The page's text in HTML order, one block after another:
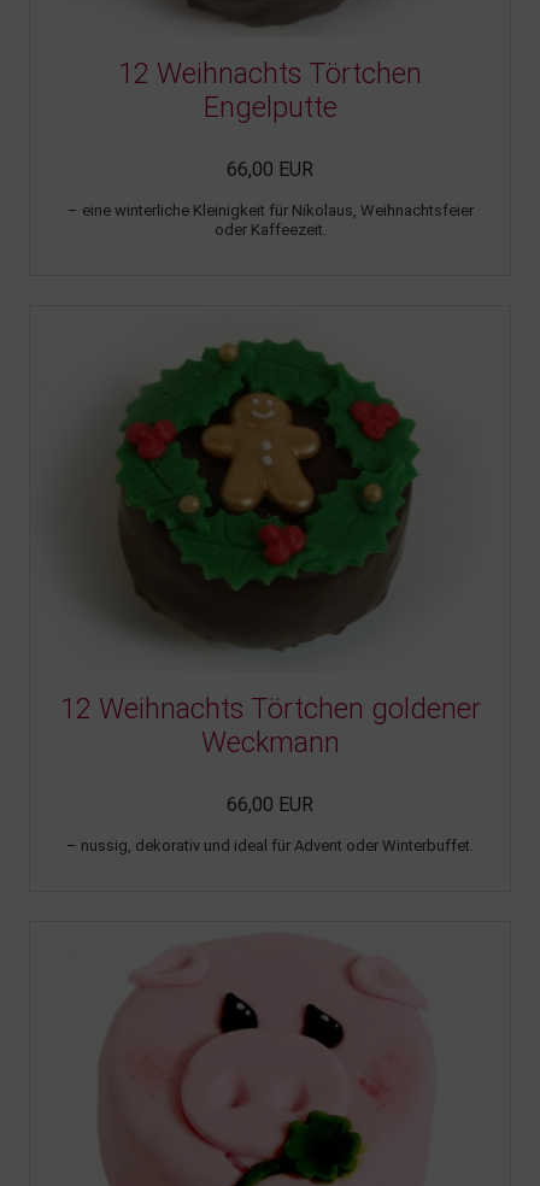
12 Weihnachts Törtchen
Engelputte
66,00 EUR
– eine winterliche Kleinigkeit für Nikolaus, Weihnachtsfeier
oder Kaffeezeit.
12 Weihnachts Törtchen goldener
Weckmann
66,00 EUR
– nussig, dekorativ und ideal für Advent oder Winterbuffet.